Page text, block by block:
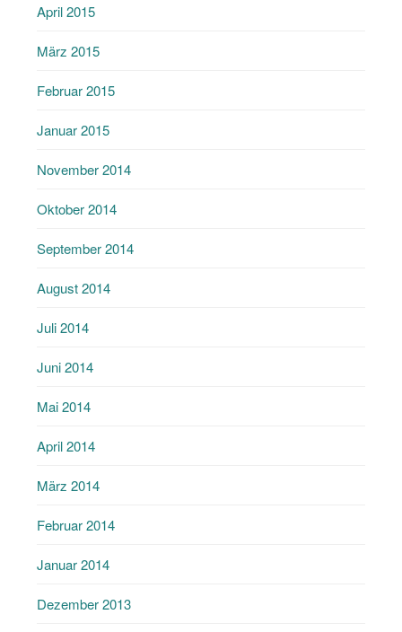
April 2015
März 2015
Februar 2015
Januar 2015
November 2014
Oktober 2014
September 2014
August 2014
Juli 2014
Juni 2014
Mai 2014
April 2014
März 2014
Februar 2014
Januar 2014
Dezember 2013